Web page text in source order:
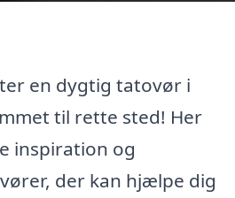
en dygtig tatovør i
til rette sted! Her
inspiration og
der kan hjælpe dig